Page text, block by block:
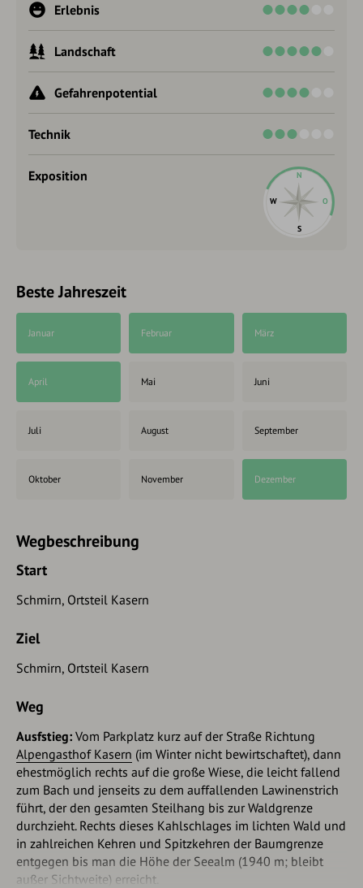
Erlebnis
Landschaft
Gefahrenpotential
Technik
Exposition N
O
S
W
Beste Jahreszeit
Januar Februar März
April Mai Juni
Juli August September
Oktober November Dezember
Wegbeschreibung
Start
Schmirn, Ortsteil Kasern
Ziel
Schmirn, Ortsteil Kasern
Weg
Ausfstieg: Vom Parkplatz kurz auf der Straße Richtung
Alpengasthof Kasern (im Winter nicht bewirtschaftet), dann
ehestmöglich rechts auf die große Wiese, die leicht fallend
zum Bach und jenseits zu dem auffallenden Lawinenstrich
führt, der den gesamten Steilhang bis zur Waldgrenze
durchzieht. Rechts dieses Kahlschlages im lichten Wald und
in zahlreichen Kehren und Spitzkehren der Baumgrenze
entgegen bis man die Höhe der Seealm (1940 m; bleibt
außer Sichtweite) erreicht.